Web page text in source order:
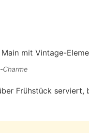
Charme
Frühstück